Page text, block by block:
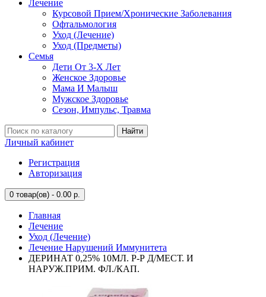
Лечение
Курсовой Прием/Хронические Заболевания
Офтальмология
Уход (Лечение)
Уход (Предметы)
Семья
Дети От 3-Х Лет
Женское Здоровье
Мама И Малыш
Мужское Здоровье
Сезон, Импульс, Травма
Найти
Личный кабинет
Регистрация
Авторизация
0 товар(ов) - 0.00 р.
Главная
Лечение
Уход (Лечение)
Лечение Нарушений Иммунитета
ДЕРИНАТ 0,25% 10МЛ. Р-Р Д/МЕСТ. И
НАРУЖ.ПРИМ. ФЛ./КАП.